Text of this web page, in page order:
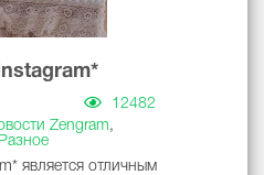
12482
Zengram,
Разное
является отличным